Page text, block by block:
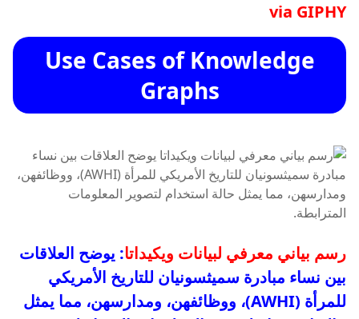
via GIPHY
Use Cases of Knowledge
Graphs
رسم بياني معرفي لبيانات ويكيداتا: يوضح العلاقات
بين نساء مبادرة سميثسونيان للتاريخ الأمريكي
للمرأة (AWHI)، ووظائفهن، ومدارسهن، مما يمثل